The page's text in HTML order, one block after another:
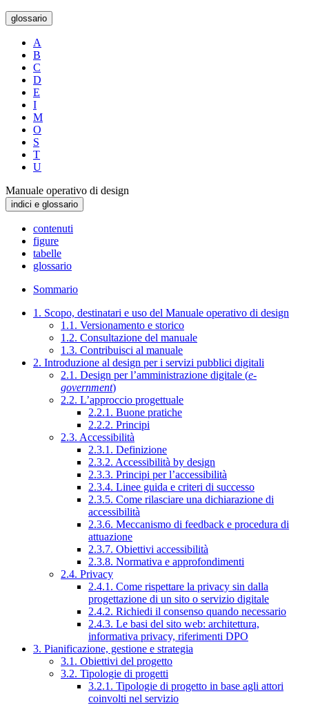
glossario
A
B
C
D
E
I
M
O
S
T
U
Manuale operativo di design
indici e glossario
contenuti
figure
tabelle
glossario
Sommario
1. Scopo, destinatari e uso del Manuale operativo di design
1.1. Versionamento e storico
1.2. Consultazione del manuale
1.3. Contribuisci al manuale
2. Introduzione al design per i servizi pubblici digitali
2.1. Design per l’amministrazione digitale (e-
government)
2.2. L’approccio progettuale
2.2.1. Buone pratiche
2.2.2. Principi
2.3. Accessibilità
2.3.1. Definizione
2.3.2. Accessibilità by design
2.3.3. Principi per l’accessibilità
2.3.4. Linee guida e criteri di successo
2.3.5. Come rilasciare una dichiarazione di
accessibilità
2.3.6. Meccanismo di feedback e procedura di
attuazione
2.3.7. Obiettivi accessibilità
2.3.8. Normativa e approfondimenti
2.4. Privacy
2.4.1. Come rispettare la privacy sin dalla
progettazione di un sito o servizio digitale
2.4.2. Richiedi il consenso quando necessario
2.4.3. Le basi del sito web: architettura,
informativa privacy, riferimenti DPO
3. Pianificazione, gestione e strategia
3.1. Obiettivi del progetto
3.2. Tipologie di progetti
3.2.1. Tipologie di progetto in base agli attori
coinvolti nel servizio